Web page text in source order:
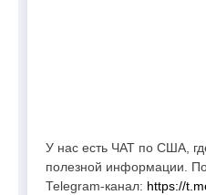
У нас есть ЧАТ по США,
полезной информации.
Telegram-канал: https://